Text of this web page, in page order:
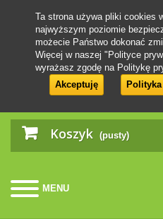
Koszyk (pusty)
MENU
Ta strona używa pliki cookies
najwyższym poziomie
możecie Państwo dokonać
Więcej w naszej "Polityce
wyrażasz zgodę na Politykę
Akceptuję